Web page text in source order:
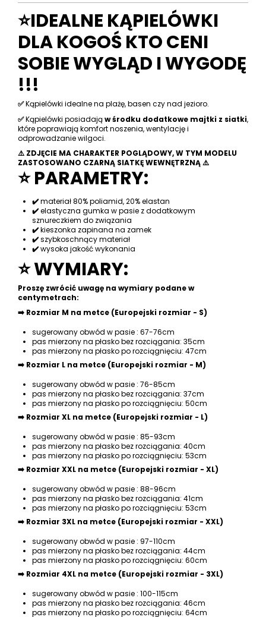
⭐IDEALNE KĄPIELÓWKI
DLA KOGOŚ KTO CENI
SOBIE WYGLĄD I WYGODĘ
!!!
✅Kąpielówki idealne na plażę, basen czy nad jezioro.
✅Kąpielówki posiadająw środku dodatkowe majtki z siatki,
które poprawiają komfort noszenia, wentylację i
odprowadzanie wilgoci.
⚠️ ZDJĘCIE MA CHARAKTER POGLĄDOWY, W TYM MODELU
ZASTOSOWANO CZARNĄ SIATKĘ WEWNĘTRZNĄ ⚠️
⭐ PARAMETRY:
✔️materiał 80% poliamid, 20% elastan
✔️elastyczna gumka w pasie z dodatkowym
sznureczkiem do związania
✔️kieszonka zapinana na zamek
✔️szybkoschnący materiał
✔️wysoka jakość wykonania
⭐ WYMIARY:
Proszę zwrócić uwagę na wymiary podane w
centymetrach:
➡️ Rozmiar M na metce (Europejski rozmiar - S)
sugerowany obwód w pasie : 67-76cm
pas mierzony na płasko bez rozciągania: 35cm
pas mierzony na płasko po rozciągnięciu: 47cm
➡️ Rozmiar L na metce (Europejski rozmiar - M)
sugerowany obwód w pasie : 76-85cm
pas mierzony na płasko bez rozciągania: 37cm
pas mierzony na płasko po rozciągnięciu: 50cm
➡️ Rozmiar XL na metce (Europejski rozmiar - L)
sugerowany obwód w pasie : 85-93cm
pas mierzony na płasko bez rozciągania: 40cm
pas mierzony na płasko po rozciągnięciu: 53cm
➡️ Rozmiar XXL na metce (Europejski rozmiar - XL)
sugerowany obwód w pasie : 88-96cm
pas mierzony na płasko bez rozciągania: 41cm
pas mierzony na płasko po rozciągnięciu: 53cm
➡️ Rozmiar 3XL na metce (Europejski rozmiar - XXL)
sugerowany obwód w pasie : 97-110cm
pas mierzony na płasko bez rozciągania: 44cm
pas mierzony na płasko po rozciągnięciu: 60cm
➡️ Rozmiar 4XL na metce (Europejski rozmiar - 3XL)
sugerowany obwód w pasie : 100-115cm
pas mierzony na płasko bez rozciągania: 46cm
pas mierzony na płasko po rozciągnięciu: 64cm